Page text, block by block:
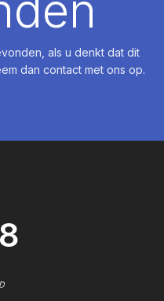
als u denkt dat dit
dan contact met ons op.